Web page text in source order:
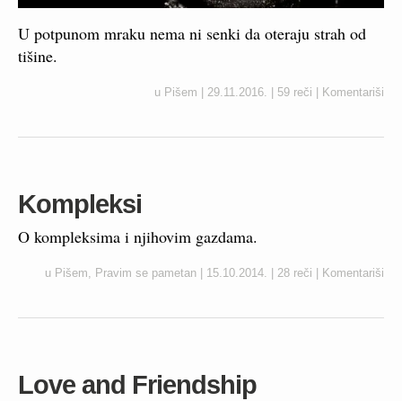
U potpunom mraku nema ni senki da oteraju strah od
tišine.
u Pišem 29.11.2016. 59 reči Komentariši
Kompleksi
O kompleksima i njihovim gazdama.
u Pišem, Pravim se pametan 15.10.2014. 28 reči Komentariši
Love and Friendship